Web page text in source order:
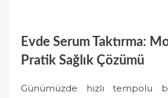
Evde Serum Taktırma:
Pratik Sağlık Çözümü
Günümüzde hızlı tempolu